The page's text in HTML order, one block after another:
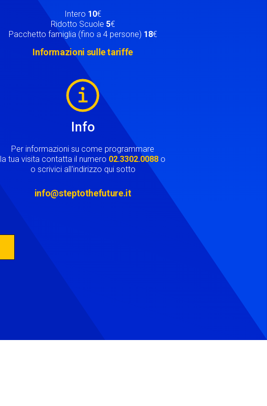
Intero 10€
Ridotto Scuole 5€
Pacchetto famiglia (fino a 4 persone) 18€
Informazioni sulle tariffe
Info
Per informazioni su come programmare
la tua visita contatta il numero 02.3302.0088 o
o scrivici all'indirizzo qui sotto
info@steptothefuture.it